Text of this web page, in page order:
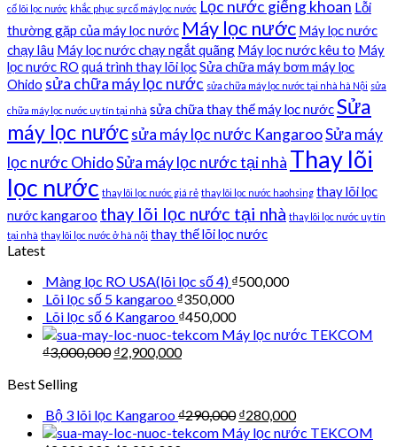
cố lõi lọc nước khắc phục sự cố máy lọc nước Lọc nước giếng khoan Lỗi
thường gặp của máy lọc nước Máy lọc nước Máy lọc nước
chạy lâu Máy lọc nước chạy ngắt quãng Máy lọc nước kêu to Máy
lọc nước RO quá trình thay lõi lọcSửa chữa máy bơm máy lọc
Ohido sửa chữa máy lọc nước sửa chữa máy lọc nước tại nhà hà Nội sửa
chữa máy lọc nước uy tín tại nhà sửa chữa thay thế máy lọc nướcSửa
máy lọc nướcsửa máy lọc nước KangarooSửa máy
lọc nước OhidoSửa máy lọc nước tại nhà Thay lõi
lọc nước thay lõi lọc nước giá rẻ thay lõi lọc nước haohsing thay lõi lọc
nước kangaroo thay lõi lọc nước tại nhà thay lõi lọc nước uy tín
tại nhà thay lõi lọc nước ở hà nội thay thế lõi lọc nước
Latest
Màng lọc RO USA(lõi lọc số 4) ₫500,000
Lõi lọc số 5 kangaroo ₫350,000
Lõi lọc số 6 Kangaroo ₫450,000
Máy lọc nước TEKCOM
₫3,000,000 ₫2,900,000
Best Selling
Bộ 3 lõi lọc Kangaroo₫290,000 ₫280,000
Máy lọc nước TEKCOM